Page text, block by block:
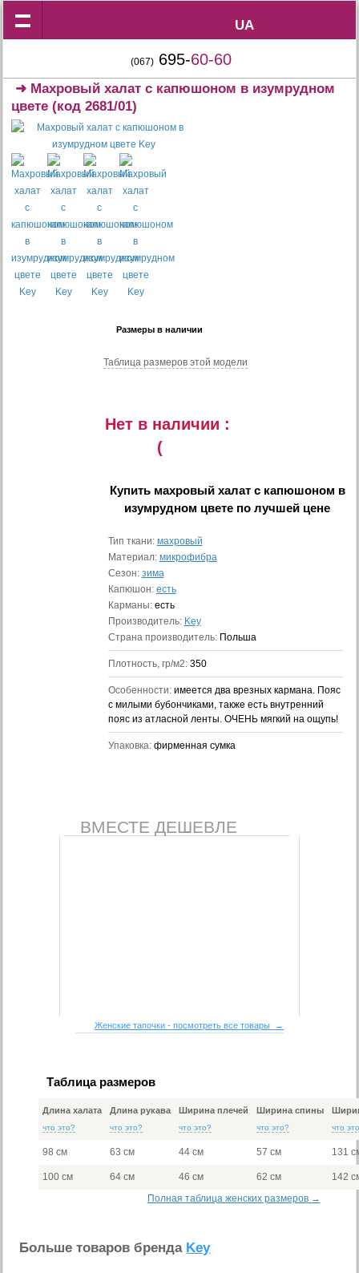
UA
UA
(067) 695-60-60
➜ Махровый халат с капюшоном в изумрудном
цвете (код 2681/01)
Размеры в наличии
Таблица размеров этой модели
Нет в наличии :
(
Купить махровый халат с капюшоном в
изумрудном цвете по лучшей цене
Тип ткани: махровый
Материал: микрофибра
Сезон: зима
Капюшон: есть
Карманы: есть
Производитель: Key
Страна производитель: Польша
Плотность, гр/м2: 350
Особенности: имеется два врезных кармана. Пояс
с милыми бубончиками, также есть внутренний
пояс из атласной ленты. ОЧЕНЬ мягкий на ощупь!
Упаковка: фирменная сумка
ВМЕСТЕ ДЕШЕВЛЕ
Женские тапочки - посмотреть все товары →
Таблица размеров
Длина халата
что это?
Длина рукава
что это?
Ширина плечей
что это?
Ширина спины
что это? что
98 см 63 см 44 см 57 см 131
100 см 64 см 46 см 62 см
142
Полная таблица женских размеров →
Больше товаров бренда Key